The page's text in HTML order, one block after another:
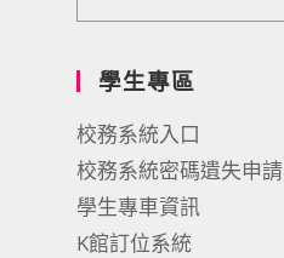
學生專區
校務系統入口
校務系統密碼遺失申請
學生專車資訊
K館訂位系統